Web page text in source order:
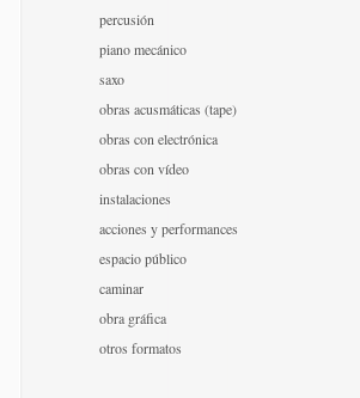
percusión
piano mecánico
saxo
obras acusmáticas (tape)
obras con electrónica
obras con vídeo
instalaciones
acciones y performances
espacio público
caminar
obra gráfica
otros formatos